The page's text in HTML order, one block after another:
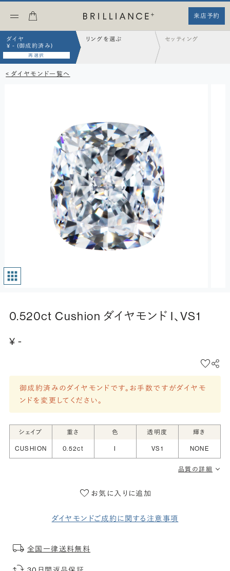
来店予約
ダイヤ
¥ - (御成約済み)
再選択
リングを選ぶ セッティング
< ダイヤモンド一覧へ
0.520ct Cushion ダイヤモンド I、VS1
¥ -
御成約済みのダイヤモンドです。お手数ですがダイヤモ
ンドを変更してください。
シェイプ 重さ 色 透明度 輝き
CUSHION 0.52ct I VS1 NONE
品質の詳細
お気に入りに追加
ダイヤモンドご成約に関する注意事項
全国一律送料無料